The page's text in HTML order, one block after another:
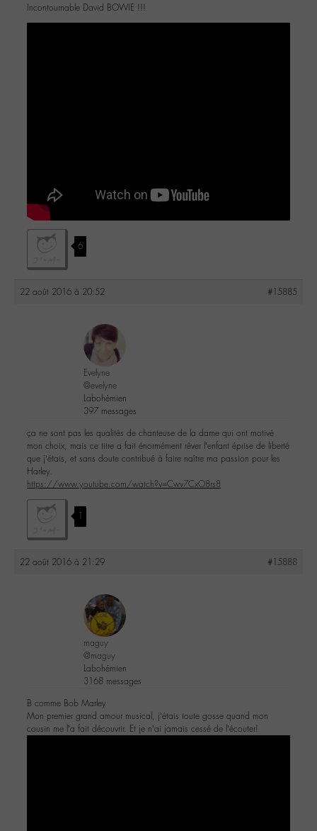
Incontournable David BOWIE !!!
6
22 août 2016 à 20:52 #15885
Evelyne
@evelyne
Labohémien
397 messages
ça ne sont pas les qualités de chanteuse de la dame qui ont motivé
mon choix, mais ce titre a fait énormément rêver l’enfant éprise de liberté
que j’étais, et sans doute contribué à faire naître ma passion pour les
Harley.
https://www.youtube.com/watch?v=Cwv7CxO8rs8
1
22 août 2016 à 21:29 #15888
maguy
@maguy
Labohémien
3168 messages
B comme Bob Marley
Mon premier grand amour musical, j’étais toute gosse quand mon
cousin me l’a fait découvrir. Et je n’ai jamais cessé de l’écouter!